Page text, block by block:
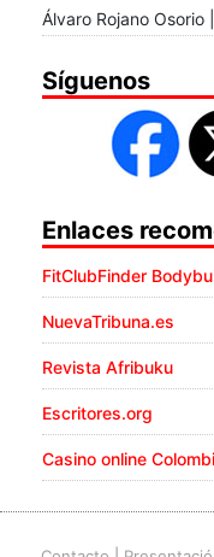
Álvaro Rojano
Síguenos
Enlaces
FitClubFinder
NuevaTribuna.es
Revista Afribuku
Escritores.org
Casino online